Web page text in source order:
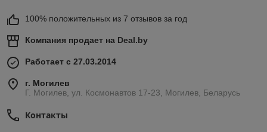
100% положительных из 7 отзывов за год
Компания продает на Deal.by
Работает с 27.03.2014
г. Могилев
Г. Могилев, ул. Космонавтов 17-23, Могилев, Беларусь
Контакты